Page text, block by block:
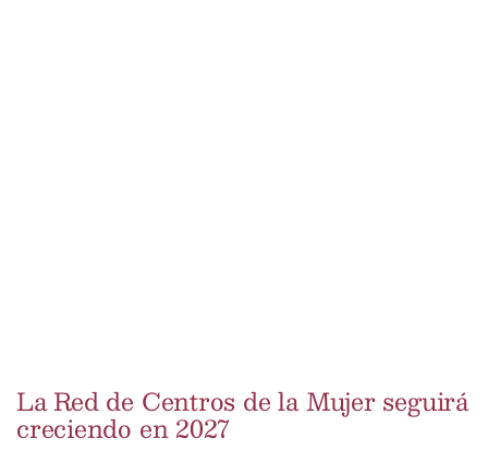
La Red de Centros de la Mujer seguirá
creciendo en 2027